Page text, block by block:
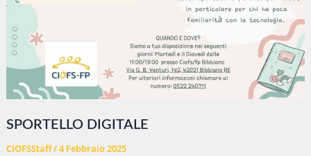
SPORTELLO DIGITALE
CIOFSStaff/4 Febbraio 2025